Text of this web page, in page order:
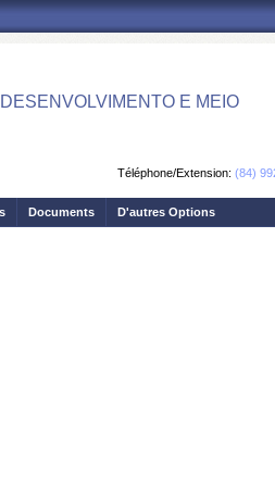
E MEIO
Téléphone/Extension: (84)
Documents D'autres Options